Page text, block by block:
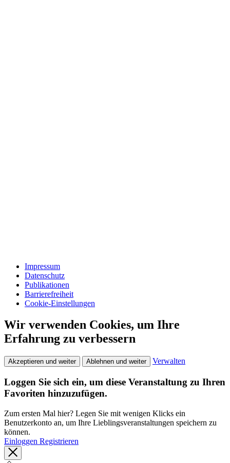
Impressum
Datenschutz
Publikationen
Barrierefreiheit
Cookie-Einstellungen
Wir verwenden Cookies, um Ihre
Erfahrung zu verbessern
Akzeptieren und weiter Ablehnen und weiter Verwalten
Loggen Sie sich ein, um diese Veranstaltung zu Ihren
Favoriten hinzuzufügen.
Zum ersten Mal hier? Legen Sie mit wenigen Klicks ein
Benutzerkonto an, um Ihre Lieblingsveranstaltungen speichern zu
können.
Einloggen Registrieren